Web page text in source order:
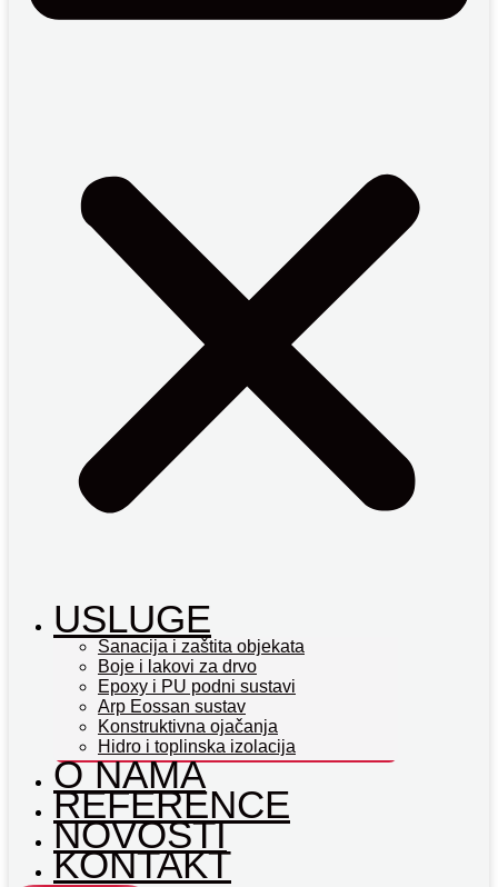
USLUGE
Sanacija i zaštita objekata
Boje i lakovi za drvo
Epoxy i PU podni sustavi
Arp Eossan sustav
Konstruktivna ojačanja
Hidro i toplinska izolacija
O NAMA
REFERENCE
NOVOSTI
KONTAKT